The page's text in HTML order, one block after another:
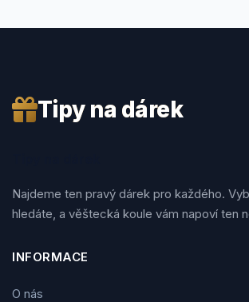
Tipy na dárek
Najdeme ten pravý dárek pro každého.
hledáte, a věštecká koule vám napoví ten
INFORMACE
O nás